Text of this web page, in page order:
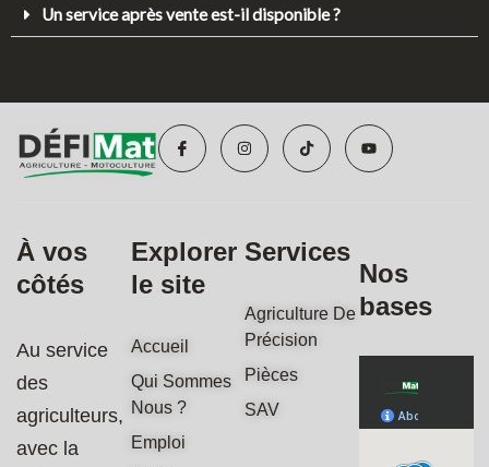
Un service après vente est-il disponible ?
I
c
o
n
e
o
o
I
n
s
t
m
T
i
k
t
Y
o
t
À vos
côtés
Au service
des
agriculteurs,
avec la
Explorer
le site
Accueil
Qui Sommes
Nous ?
Emploi
Services
Agriculture De
Précision
Pièces
SAV
Nos
bases